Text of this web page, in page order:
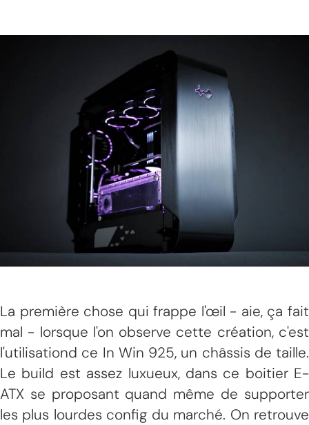
La première chose qui frappe l'œil - aie, ça fait
mal - lorsque l'on observe cette création, c'est
l'utilisationd ce In Win 925, un châssis de taille.
Le build est assez luxueux, dans ce boitier E-
ATX se proposant quand même de supporter
les plus lourdes config du marché. On retrouve